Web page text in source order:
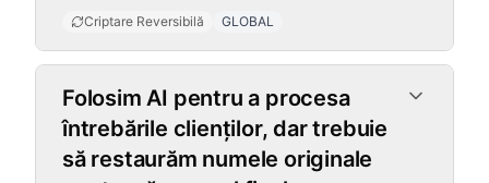
Criptare Reversibilă GLOBAL
Folosim AI pentru a procesa
întrebările clienților, dar trebuie
să restaurăm numele originale